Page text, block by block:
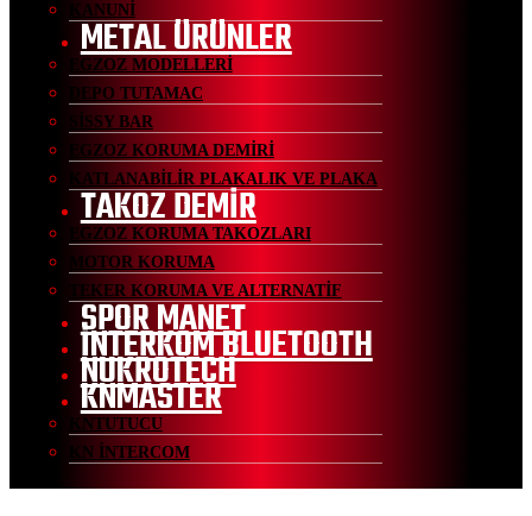
KANUNİ
METAL ÜRÜNLER
EGZOZ MODELLERİ
DEPO TUTAMAC
SİSSY BAR
EGZOZ KORUMA DEMİRİ
KATLANABİLİR PLAKALIK VE PLAKA
TAKOZ DEMİR
EGZOZ KORUMA TAKOZLARI
MOTOR KORUMA
TEKER KORUMA VE ALTERNATİF
SPOR MANET
İNTERKOM BLUETOOTH
NUKROTECH
KNMASTER
KNTUTUCU
KN İNTERCOM